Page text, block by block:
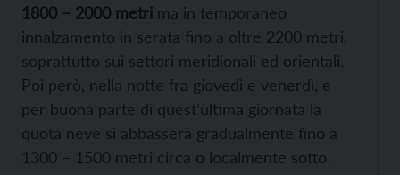
1800 – 2000 metri ma in temporaneo
innalzamento in serata fino a oltre 2200 metri,
soprattutto sui settori meridionali ed orientali.
Poi però, nella notte fra giovedì e venerdì, e
per buona parte di quest’ultima giornata la
quota neve si abbasserà gradualmente fino a
1300 – 1500 metri circa o localmente sotto.